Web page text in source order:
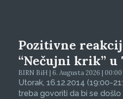
Pozitivne
“Nečujni krik”
BIRN BiH | 6. Augusta 2026 | 00:00
Utorak, 16.12.2014 (19:00-
treba govoriti da bi se došlo